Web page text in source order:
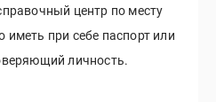
центр по месту
при себе паспорт или
личность.